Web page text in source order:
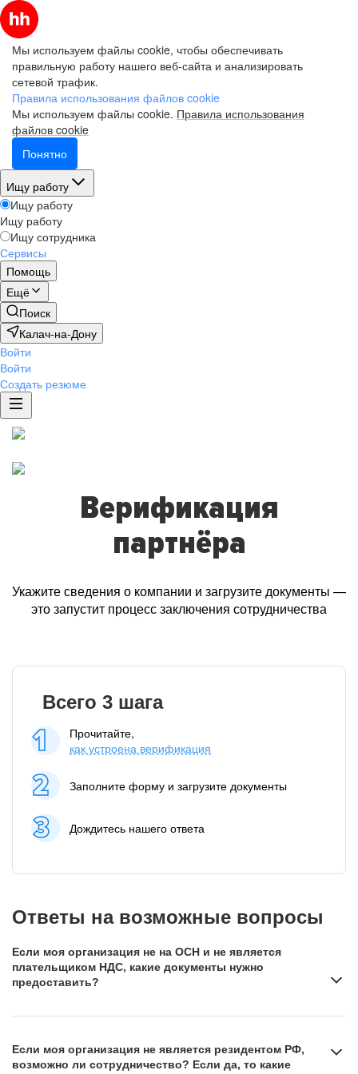
Мы используем файлы cookie, чтобы обеспечивать
правильную работу нашего веб-сайта и анализировать
сетевой трафик.
Правила использования файлов cookie
Мы используем файлы cookie. Правила использования
файлов cookie
Понятно
Ищу работу
Ищу работу
Ищу работу
Ищу сотрудника
Сервисы
Помощь
Ещё
Поиск
Калач-на-Дону
Войти
Войти
Создать резюме
Верификация
партнёра
Укажите сведения о компании и загрузите документы —
это запустит процесс заключения сотрудничества
Всего 3 шага
Прочитайте,
как устроена верификация
Заполните форму и загрузите документы
Дождитесь нашего ответа
Ответы на возможные вопросы
Если моя организация не на ОСН и не является
плательщиком НДС, какие документы нужно
предоставить?
применения ими упрощённой системы налогообложения,
Если моя организация не является резидентом РФ,
возможно ли сотрудничество? Если да, то какие